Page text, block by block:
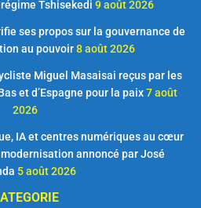
Tshisekedi 9 août 2026
ses propos sur la gouvernance de
au pouvoir8 août 2026
Miguel Masaisai reçus par les
et d’Espagne pour la paix7 août
2026
IA et centres numériques au cœur
annoncé par José
5 août 2026